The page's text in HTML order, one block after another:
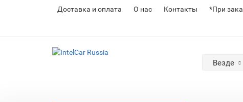
Доставка и оплата О нас Контакты *При
Везде